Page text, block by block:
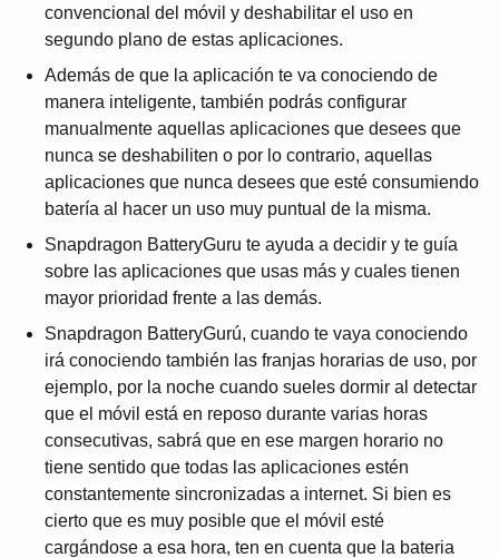
convencional del móvil y deshabilitar el uso en
segundo plano de estas aplicaciones.
Además de que la aplicación te va conociendo de
manera inteligente, también podrás configurar
manualmente aquellas aplicaciones que desees que
nunca se deshabiliten o por lo contrario, aquellas
aplicaciones que nunca desees que esté consumiendo
batería al hacer un uso muy puntual de la misma.
Snapdragon BatteryGuru te ayuda a decidir y te guía
sobre las aplicaciones que usas más y cuales tienen
mayor prioridad frente a las demás.
Snapdragon BatteryGurú, cuando te vaya conociendo
irá conociendo también las franjas horarias de uso, por
ejemplo, por la noche cuando sueles dormir al detectar
que el móvil está en reposo durante varias horas
consecutivas, sabrá que en ese margen horario no
tiene sentido que todas las aplicaciones estén
constantemente sincronizadas a internet. Si bien es
cierto que es muy posible que el móvil esté
cargándose a esa hora, ten en cuenta que la bateria